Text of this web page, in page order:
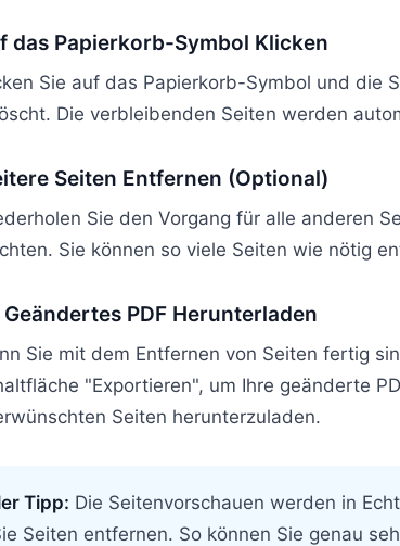
das Papierkorb-Symbol Klicken
Sie auf das Papierkorb-Symbol und die
Die verbleibenden Seiten werden
Seiten Entfernen (Optional)
Sie den Vorgang für alle anderen
Sie können so viele Seiten wie nötig
Geändertes PDF Herunterladen
Sie mit dem Entfernen von Seiten fertig
"Exportieren", um Ihre geänderte
Seiten herunterzuladen.
Tipp: Die Seitenvorschauen werden in
Seiten entfernen. So können Sie genau